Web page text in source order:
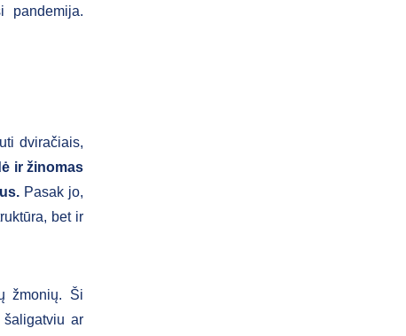
pandemija.
dviračiais,
ir žinomas
Pasak jo,
bet ir
žmonių. Ši
šaligatviu ar